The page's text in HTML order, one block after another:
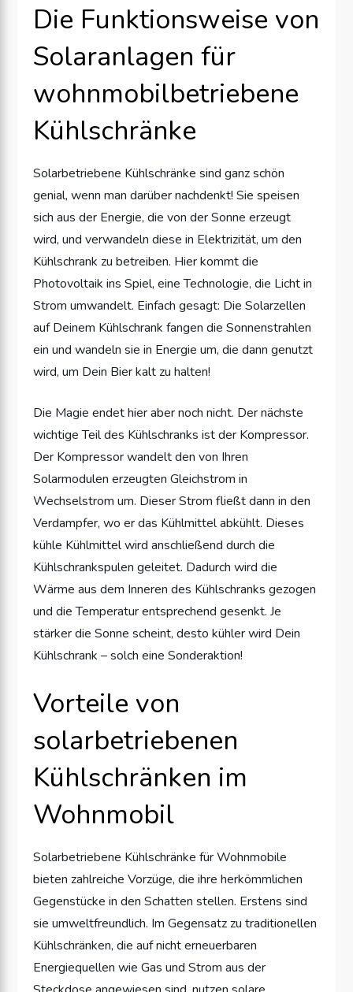
Die Funktionsweise von
Solaranlagen für
wohnmobilbetriebene
Kühlschränke
Solarbetriebene Kühlschränke sind ganz schön
genial, wenn man darüber nachdenkt! Sie speisen
sich aus der Energie, die von der Sonne erzeugt
wird, und verwandeln diese in Elektrizität, um den
Kühlschrank zu betreiben. Hier kommt die
Photovoltaik ins Spiel, eine Technologie, die Licht in
Strom umwandelt. Einfach gesagt: Die Solarzellen
auf Deinem Kühlschrank fangen die Sonnenstrahlen
ein und wandeln sie in Energie um, die dann genutzt
wird, um Dein Bier kalt zu halten!
Die Magie endet hier aber noch nicht. Der nächste
wichtige Teil des Kühlschranks ist der Kompressor.
Der Kompressor wandelt den von Ihren
Solarmodulen erzeugten Gleichstrom in
Wechselstrom um. Dieser Strom fließt dann in den
Verdampfer, wo er das Kühlmittel abkühlt. Dieses
kühle Kühlmittel wird anschließend durch die
Kühlschrankspulen geleitet. Dadurch wird die
Wärme aus dem Inneren des Kühlschranks gezogen
und die Temperatur entsprechend gesenkt. Je
stärker die Sonne scheint, desto kühler wird Dein
Kühlschrank – solch eine Sonderaktion!
Vorteile von
solarbetriebenen
Kühlschränken im
Wohnmobil
Solarbetriebene Kühlschränke für Wohnmobile
bieten zahlreiche Vorzüge, die ihre herkömmlichen
Gegenstücke in den Schatten stellen. Erstens sind
sie umweltfreundlich. Im Gegensatz zu traditionellen
Kühlschränken, die auf nicht erneuerbaren
Energiequellen wie Gas und Strom aus der